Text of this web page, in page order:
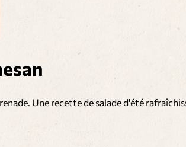
Une recette de salade d'été